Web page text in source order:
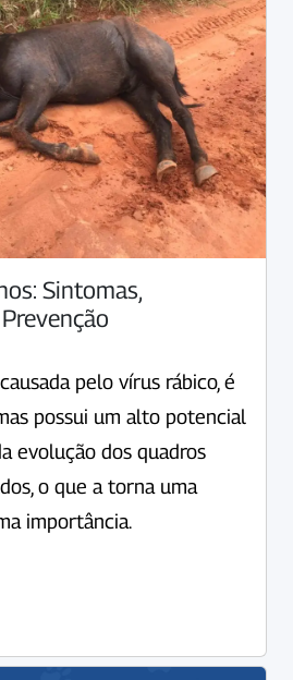
Sintomas,
pelo vírus rábico, é
possui um alto potencial
evolução dos quadros
o que a torna uma
importância.